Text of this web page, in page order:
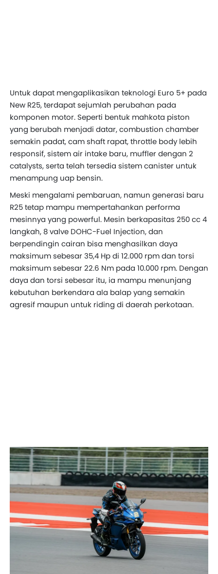
Untuk dapat mengaplikasikan teknologi Euro 5+ pada
New R25, terdapat sejumlah perubahan pada
komponen motor. Seperti bentuk mahkota piston
yang berubah menjadi datar, combustion chamber
semakin padat, cam shaft rapat, throttle body lebih
responsif, sistem air intake baru, muffler dengan 2
catalysts, serta telah tersedia sistem canister untuk
menampung uap bensin.
Meski mengalami pembaruan, namun generasi baru
R25 tetap mampu mempertahankan performa
mesinnya yang powerful. Mesin berkapasitas 250 cc 4
langkah, 8 valve DOHC-Fuel Injection, dan
berpendingin cairan bisa menghasilkan daya
maksimum sebesar 35,4 Hp di 12.000 rpm dan torsi
maksimum sebesar 22.6 Nm pada 10.000 rpm. Dengan
daya dan torsi sebesar itu, ia mampu menunjang
kebutuhan berkendara ala balap yang semakin
agresif maupun untuk riding di daerah perkotaan.